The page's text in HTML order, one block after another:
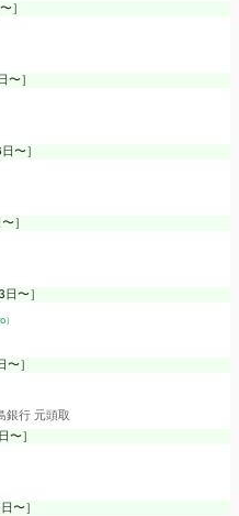
］
］
〜］
］
〜］
］
銀行 元頭取
〜］
〜］